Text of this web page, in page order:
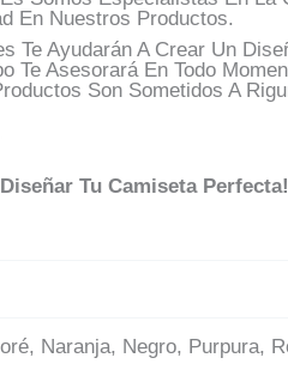
En Nuestros Productos.
Te Ayudarán A Crear Un
Te Asesorará En Todo
Son Sometidos A
Tu Camiseta Perfecta!
Naranja, Negro, Purpura,